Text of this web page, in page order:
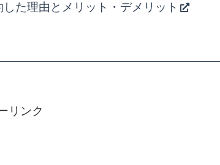
た理由とメリット・デメリット
リンク